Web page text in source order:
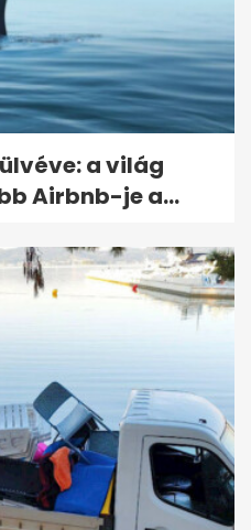
a fehér
olcsó házi
a világ
Airbnb-je a...